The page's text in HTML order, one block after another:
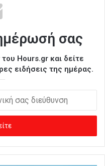
σας
Hours.gr και δείτε
ειδήσεις της ημέρας.